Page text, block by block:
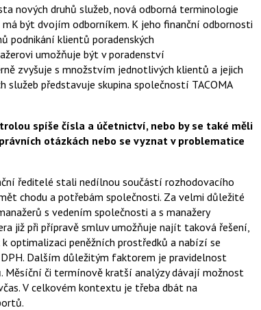
c
e
b
u
X
nových druhů služeb, nová odborná terminologie
být dvojím odborníkem. K jeho finanční odbornosti
podnikání klientů poradenských
umožňuje být v poradenství
zvyšuje s množstvím jednotlivých klientů a jejich
služeb představuje skupina společností TACOMA
spíše čísla a účetnictví, nebo by se také měli
otázkách nebo se vyznat v problematice
ředitelé stali nedílnou součástí rozhodovacího
chodu a potřebám společnosti. Za velmi důležité
s vedením společnosti a s manažery
již při přípravě smluv umožňuje najít taková řešení,
optimalizaci peněžních prostředků a nabízí se
Dalším důležitým faktorem je pravidelnost
Měsíční či termínově kratší analýzy dávají možnost
V celkovém kontextu je třeba dbát na